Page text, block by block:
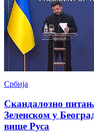
Србија
Скандалозно
Зеленском у
више Руса